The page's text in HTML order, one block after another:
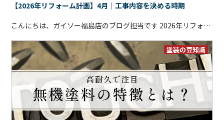
【2026年リフォーム計画】4月｜工事内容を決める時期
こんにちは、ガイソー福島店のブログ担当です 2026年リフォーム計画、今回は4月編です
塗装の豆知識